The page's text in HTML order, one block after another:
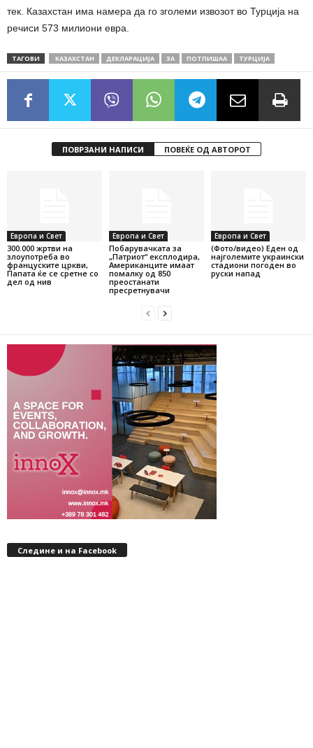
тек. Казахстан има намера да го зголеми извозот во Турција на
речиси 573 милиони евра.
ТАГОВИ КАЗАХСТАН ДЕКЛАРАЦИЈА ЗА ПОТПИШАА ТУРЦИЈА
ПОВРЗАНИ НАПИСИ ПОВЕЌЕ ОД АВТОРОТ
Европа и Свет
300.000 жртви на
злоупотреба во
француските цркви,
Папата ќе се сретне со
дел од нив
Европа и Свет
Побарувачката за
„Патриот“ експлодира,
Американците имаат
помалку од 850
преостанати
пресретнувачи
Европа и Свет
(Фото/видео) Еден од
најголемите украински
стадиони погоден во
руски напад
Следине и на Facebook